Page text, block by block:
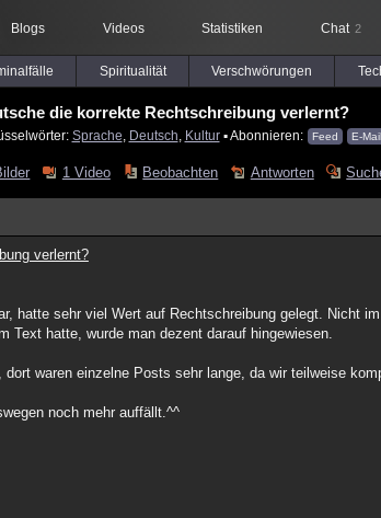
Blogs Videos Statistiken Chat 2
Spiritualität Verschwörungen
die korrekte Rechtschreibung verlernt?
Sprache Deutsch Kultur▪ Abonnieren: Feed E-Mail
1 Video Beobachten Antworten
verlernt?
hatte sehr viel Wert auf Rechtschreibung gelegt. Nicht
Text hatte, wurde man dezent darauf hingewiesen.
waren einzelne Posts sehr lange, da wir teilweise
noch mehr auffällt.^^